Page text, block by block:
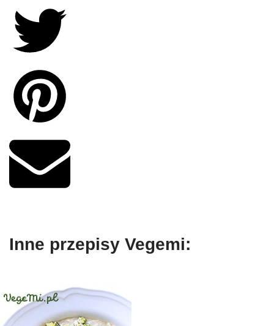
Inne przepisy Vegemi: